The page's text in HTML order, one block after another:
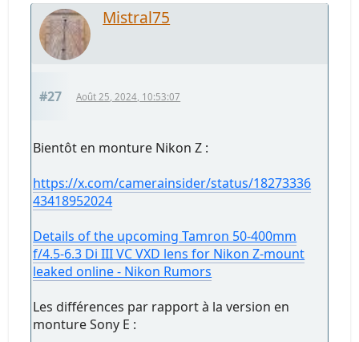
Mistral75
#27 Août 25, 2024, 10:53:07
Bientôt en monture Nikon Z :
https://x.com/camerainsider/status/18273336
43418952024
Details of the upcoming Tamron 50-400mm
f/4.5-6.3 Di III VC VXD lens for Nikon Z-mount
leaked online - Nikon Rumors
Les différences par rapport à la version en
monture Sony E :